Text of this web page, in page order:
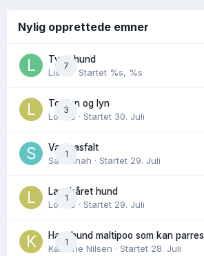
Nylig opprettede emner
7
Tynn hund
Lisen
· Startet %s, %s
3
Torden og lyn
Lovise · Startet 30. Juli
1
Varm asfalt
Savannah · Startet 29. Juli
1
Langhåret hund
Lovise · Startet 29. Juli
1
Hannhund maltipoo som kan parres
Karoline Nilsen · Startet 28. Juli